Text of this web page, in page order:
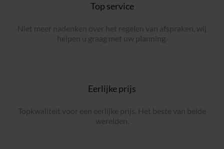
Top service
Niet meer nadenken over het regelen van afspraken, wij
helpen u graag met uw planning.
Eerlijke prijs
Topkwaliteit voor een eerlijke prijs. Het beste van beide
werelden.